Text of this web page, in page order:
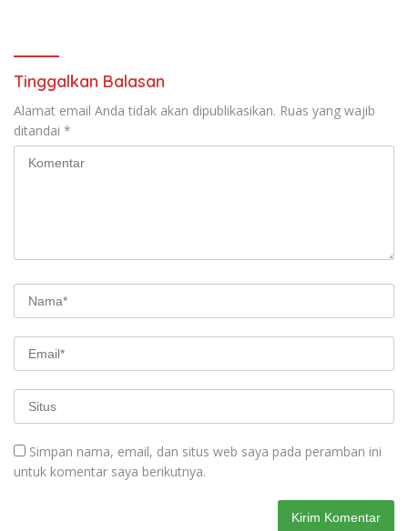
Tinggalkan Balasan
Alamat email Anda tidak akan dipublikasikan. Ruas yang wajib
ditandai *
Simpan nama, email, dan situs web saya pada peramban ini
untuk komentar saya berikutnya.